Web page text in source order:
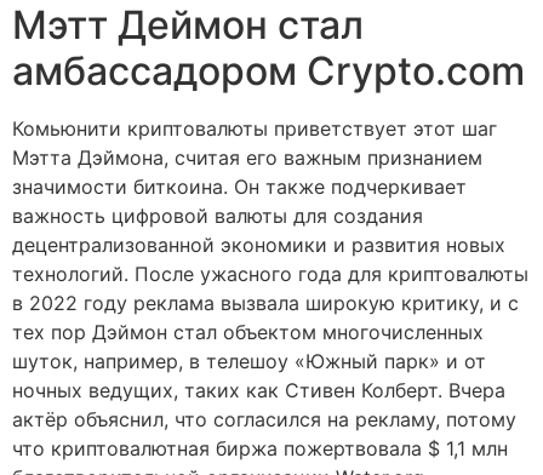
Мэтт Деймон стал
амбассадором Crypto.com
Комьюнити криптовалюты приветствует этот шаг
Мэтта Дэймона, считая его важным признанием
значимости биткоина. Он также подчеркивает
важность цифровой валюты для создания
децентрализованной экономики и развития новых
технологий. После ужасного года для криптовалюты
в 2022 году реклама вызвала широкую критику, и с
тех пор Дэймон стал объектом многочисленных
шуток, например, в телешоу «Южный парк» и от
ночных ведущих, таких как Стивен Колберт. Вчера
актёр объяснил, что согласился на рекламу, потому
что криптовалютная биржа пожертвовала $ 1,1 млн